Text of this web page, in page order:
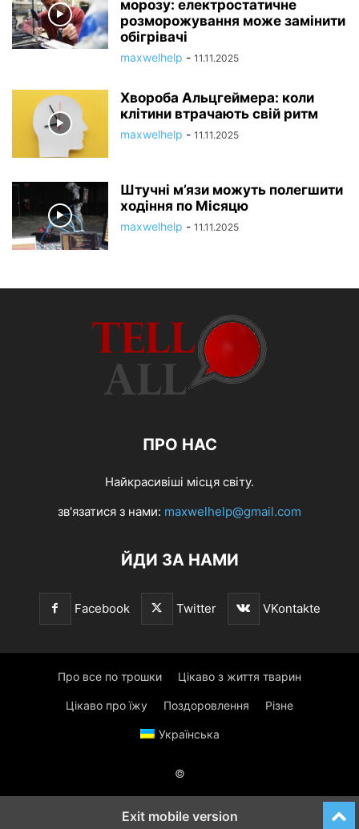
морозу: електростатичне
розморожування може замінити
обігрівачі
maxwelhelp - 11.11.2025
Хвороба Альцгеймера: коли
клітини втрачають свій ритм
maxwelhelp - 11.11.2025
Штучні м’язи можуть полегшити
ходіння по Місяцю
maxwelhelp - 11.11.2025
ПРО НАС
Найкрасивіші місця світу.
зв'язатися з нами: maxwelhelp@gmail.com
ЙДИ ЗА НАМИ
Facebook Twitter VKontakte
Про все по трошки Цікаво з життя тварин
Цікаво про їжу Поздоровлення Різне
Українська
©
Exit mobile version